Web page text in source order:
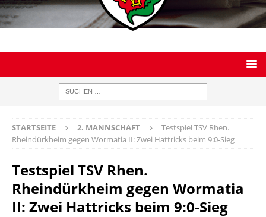
STARTSEITE 2. MANNSCHAFT
Testspiel TSV Rhen.
Rheindürkheim gegen Wormatia II: Zwei Hattricks beim 9:0-Sieg
Testspiel TSV Rhen.
Rheindürkheim gegen Wormatia
II: Zwei Hattricks beim 9:0-Sieg